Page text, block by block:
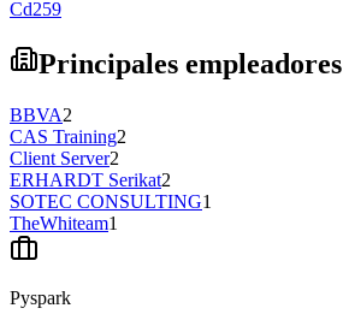
Cd259
Principales empleadores
BBVA2
CAS Training2
Client Server2
ERHARDT Serikat2
SOTEC CONSULTING1
TheWhiteam1
Pyspark